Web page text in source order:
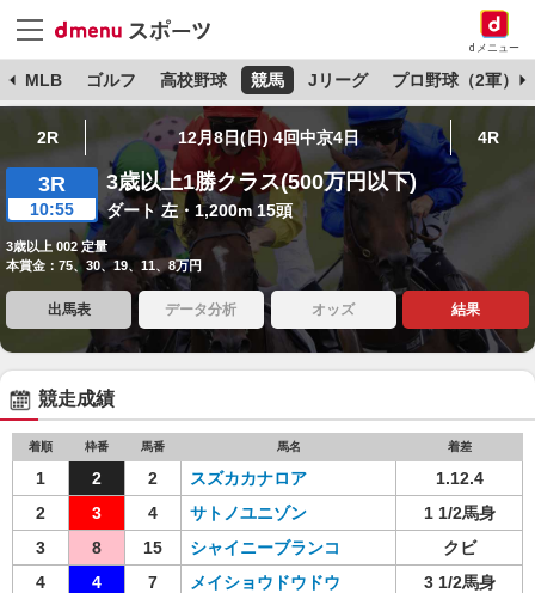
dメニュー
MLB ゴルフ 高校野球 競馬 Jリーグ プロ野球（2軍）
2R 12月8日(日) 4回中京4日 4R
3R
10:55
3歳以上1勝クラス(500万円以下)
ダート 左・1,200m 15頭
3歳以上 002 定量
本賞金：75、30、19、11、8万円
出馬表 データ分析 オッズ 結果
競走成績
着順 枠番 馬番 馬名 着差
1 2 2 スズカカナロア
1.12.4
2
3 4 サトノユニゾン
1 1/2馬身
3
8 15 シャイニーブランコ
クビ
4
4 7 メイショウドウドウ
3 1/2馬身